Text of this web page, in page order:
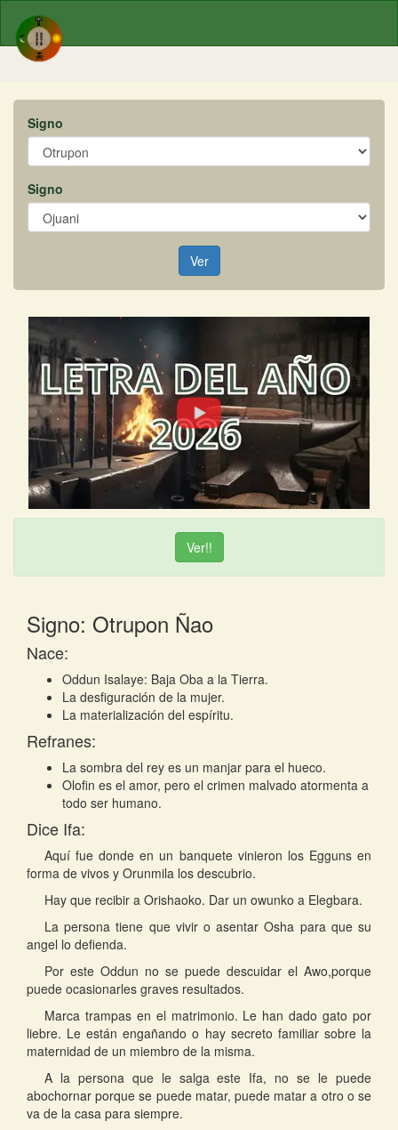
Signo
Signo
Ver
Ver!!
Signo: Otrupon Ñao
Nace:
Oddun Isalaye: Baja Oba a la Tierra.
La desfiguración de la mujer.
La materialización del espíritu.
Refranes:
La sombra del rey es un manjar para el hueco.
Olofin es el amor, pero el crimen malvado atormenta a
todo ser humano.
Dice Ifa:
Aquí fue donde en un banquete vinieron los Egguns en
forma de vivos y Orunmila los descubrio.
Hay que recibir a Orishaoko. Dar un owunko a Elegbara.
La persona tiene que vivir o asentar Osha para que su
angel lo defienda.
Por este Oddun no se puede descuidar el Awo,porque
puede ocasionarles graves resultados.
Marca trampas en el matrimonio. Le han dado gato por
liebre. Le están engañando o hay secreto familiar sobre la
maternidad de un miembro de la misma.
A la persona que le salga este Ifa, no se le puede
abochornar porque se puede matar, puede matar a otro o se
va de la casa para siempre.